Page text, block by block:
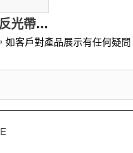
T269 訂造制服Tee 訂購反光帶T恤 t-shirt專門店 綠色
客戶對產品展示有任何疑